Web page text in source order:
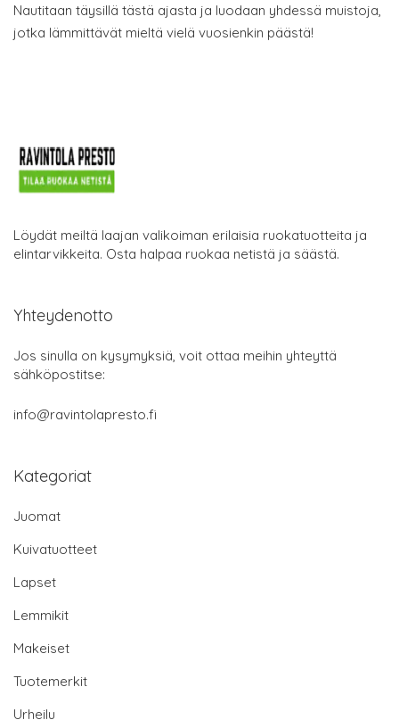
Nautitaan täysillä tästä ajasta ja luodaan yhdessä muistoja,
jotka lämmittävät mieltä vielä vuosienkin päästä!
Löydät meiltä laajan valikoiman erilaisia ruokatuotteita ja
elintarvikkeita. Osta halpaa ruokaa netistä ja säästä.
Yhteydenotto
Jos sinulla on kysymyksiä, voit ottaa meihin yhteyttä
sähköpostitse:
info@ravintolapresto.fi
Kategoriat
Juomat
Kuivatuotteet
Lapset
Lemmikit
Makeiset
Tuotemerkit
Urheilu